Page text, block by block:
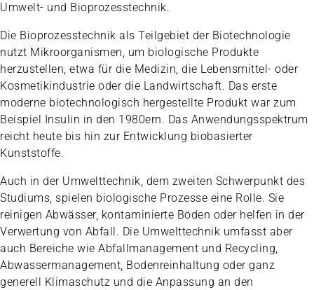
Umwelt- und Bioprozesstechnik.
Die Bioprozesstechnik als Teilgebiet der Biotechnologie
nutzt Mikroorganismen, um biologische Produkte
herzustellen, etwa für die Medizin, die Lebensmittel- oder
Kosmetikindustrie oder die Landwirtschaft. Das erste
moderne biotechnologisch hergestellte Produkt war zum
Beispiel Insulin in den 1980ern. Das Anwendungsspektrum
reicht heute bis hin zur Entwicklung biobasierter
Kunststoffe.
Auch in der Umwelttechnik, dem zweiten Schwerpunkt des
Studiums, spielen biologische Prozesse eine Rolle. Sie
reinigen Abwässer, kontaminierte Böden oder helfen in der
Verwertung von Abfall. Die Umwelttechnik umfasst aber
auch Bereiche wie Abfallmanagement und Recycling,
Abwassermanagement, Bodenreinhaltung oder ganz
generell Klimaschutz und die Anpassung an den